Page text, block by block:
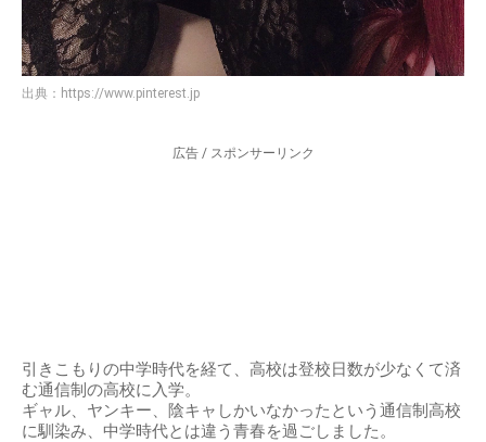
出典： https://www.pinterest.jp
広告 / スポンサーリンク
引きこもりの中学時代を経て、高校は登校日数が少なくて済
む通信制の高校に入学。
ギャル、ヤンキー、陰キャしかいなかったという通信制高校
に馴染み、中学時代とは違う青春を過ごしました。